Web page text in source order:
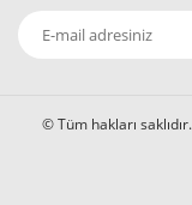
© Tüm hakları